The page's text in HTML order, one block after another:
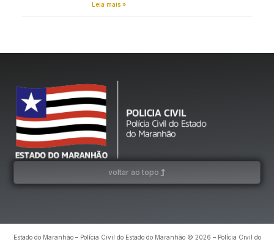
Leia mais »
voltar ao topo
Estado do Maranhão – Polícia Civil do Estado do Maranhão © 2026 – Polícia Civil do